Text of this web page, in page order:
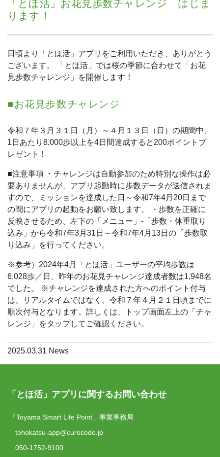
「とほ活」お花見歩数チャレンジ はじま
ります！
日頃より「とほ活」アプリをご利用いただき、ありがとう
ございます。
「とほ活」では桜の季節に合わせて「お花
見歩数チャレンジ」を開催します！
■お花見歩数チャレンジ
令和７年３月３１日（月）～４月１３日（日）の期間中、
1日あたり8,000歩以上を4日間達成すると200ポイントプ
レゼント！
■注意事項 ・チャレンジは自動参加のため特別な操作は必
要ありませんが、アプリ起動時に歩数データが送信されま
すので、ミッションを達成した日～令和7年4月20日まで
の間にアプリの起動をお願い致します。
・歩数を正確に
反映させるため、左下の「メニュー」-「歩数・体重取り
込み」から令和7年3月31日～令和7年4月13日の「歩数取
り込み」を行ってください。
※参考）2024年4月「とほ活」ユーザーの平均歩数は
6,028歩／日、昨年のお花見チャレンジ達成者数は1,948名
でした。
※チャレンジを達成された方へのポイント付与
は、リアルタイムではなく、令和７年４月２１日頃までに
順次付与となります。詳しくは、トップ画面左上の「チャ
レンジ」をタップしてご確認ください。
2025.03.31 News
「とほ活」アプリに関するお問い合わせ
「Toyama Smart Life Point」事業事務局
tohokatsu-app@curecode.jp
050-1752-9100